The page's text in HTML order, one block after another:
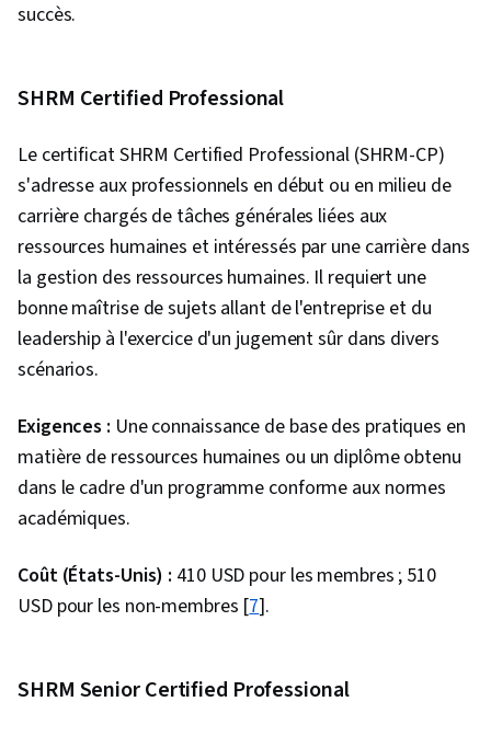
succès.
SHRM Certified Professional
Le certificat SHRM Certified Professional (SHRM-CP)
s'adresse aux professionnels en début ou en milieu de
carrière chargés de tâches générales liées aux
ressources humaines et intéressés par une carrière dans
la gestion des ressources humaines. Il requiert une
bonne maîtrise de sujets allant de l'entreprise et du
leadership à l'exercice d'un jugement sûr dans divers
scénarios.
Exigences : Une connaissance de base des pratiques en
matière de ressources humaines ou un diplôme obtenu
dans le cadre d'un programme conforme aux normes
académiques.
Coût (États-Unis) : 410 USD pour les membres ; 510
USD pour les non-membres [7].
SHRM Senior Certified Professional